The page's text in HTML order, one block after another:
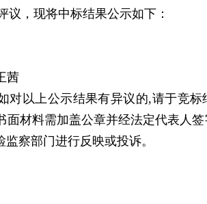
，现将中标结果公示如下：
茜
对以上公示结果有异议的,请于竞标
材料需加盖公章并经法定代表人
察部门进行反映或投诉。